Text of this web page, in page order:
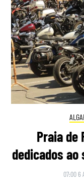
Praia de
dedicados
07:00 6